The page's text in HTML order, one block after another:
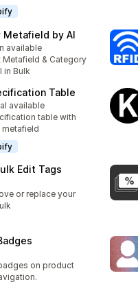
by AI
available
Metafield & Category
in Bulk
Table
available
table with
Edit Tags
or replace your
on product